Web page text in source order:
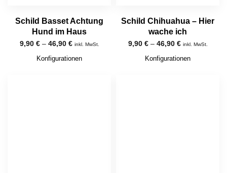
Schild Basset Achtung
Hund im Haus
9,90 €– 46,90 € inkl. MwSt.
Konfigurationen
Schild Chihuahua – Hier
wache ich
9,90 €– 46,90 € inkl. MwSt.
Konfigurationen